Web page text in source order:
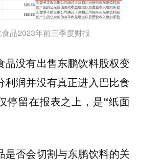
食品2023年前三季度财报
品没有出售东鹏饮料股权变
利润并没有真正进入巴比食
停留在报表之上，是“纸面
是否会切割与东鹏饮料的关